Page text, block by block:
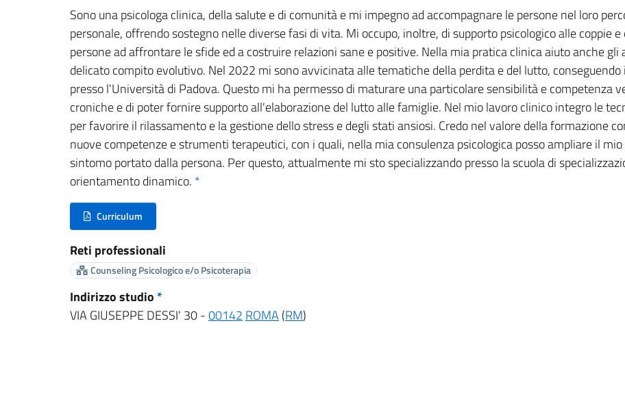
Sono una psicologa clinica, della salute e di comunità e mi impegno ad accompagnare le persone nel loro
personale, offrendo sostegno nelle diverse fasi di vita. Mi occupo, inoltre, di supporto psicologico alle coppie
persone ad affrontare le sfide ed a costruire relazioni sane e positive. Nella mia pratica clinica aiuto anche
delicato compito evolutivo. Nel 2022 mi sono avvicinata alle tematiche della perdita e del lutto,
presso l'Università di Padova. Questo mi ha permesso di maturare una particolare sensibilità e competenza
croniche e di poter fornire supporto all'elaborazione del lutto alle famiglie. Nel mio lavoro clinico integro le
per favorire il rilassamento e la gestione dello stress e degli stati ansiosi. Credo nel valore della formazione
nuove competenze e strumenti terapeutici, con i quali, nella mia consulenza psicologica posso ampliare il
sintomo portato dalla persona. Per questo, attualmente mi sto specializzando presso la scuola di
orientamento dinamico. *
Curriculum
(nuova scheda - new tab)
Reti professionali
Counseling Psicologico e/o Psicoterapia
Indirizzo studio *
VIA GIUSEPPE DESSI' 30 -00142 ROMA(RM)